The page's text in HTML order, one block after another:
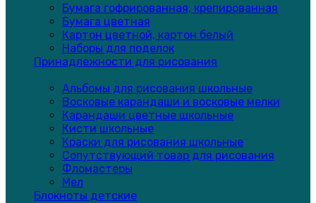
Бумага гофрированная, крепированная
Бумага цветная
Картон цветной, картон белый
Наборы для поделок
Принадлежности для рисования
Альбомы для рисования школьные
Восковые карандаши и восковые мелки
Карандаши цветные школьные
Кисти школьные
Краски для рисования школьные
Сопутствующий товар для рисования
Фломастеры
Мел
Блокноты детские